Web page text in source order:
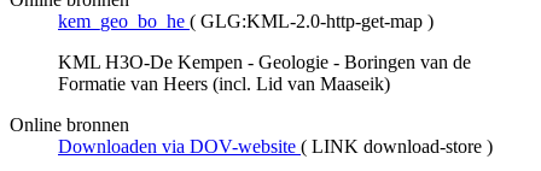
kem_geo_bo_he ( GLG:KML-2.0-http-get-map )
KML H3O-De Kempen - Geologie - Boringen van de
Formatie van Heers (incl. Lid van Maaseik)
Online bronnen
Downloaden via DOV-website ( LINK download-store )